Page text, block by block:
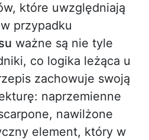
które uwzględniają
przypadku
ważne są nie tyle
co logika leżąca u
zachowuje swoją
naprzemienne
nawilżone
element, który w